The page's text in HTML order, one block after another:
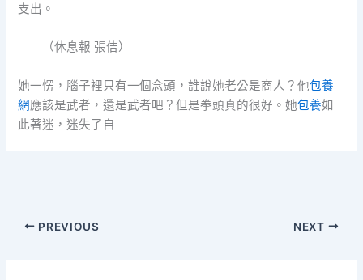
支出。
（休息報 張佶）
她一愣，腦子裡只有一個念頭，誰說她老公是商人？他包養
網應該是武者，還是武者吧？但是拳頭真的很好。她包養如
此著迷，迷失了自
PREVIOUS NEXT